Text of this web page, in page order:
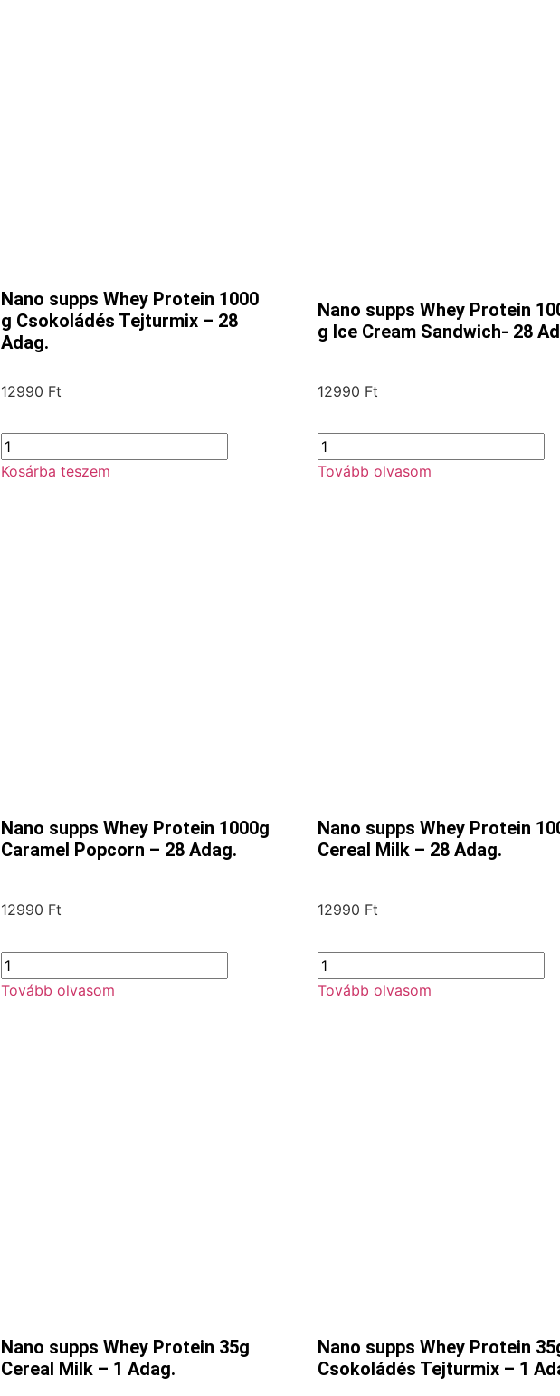
Nano supps Whey Protein 1000
g Csokoládés Tejturmix – 28
Adag.
12990 Ft
Kosárba teszem
Nano supps Whey Protein
g Ice Cream Sandwich- 28
12990 Ft
Tovább olvasom
Nano supps Whey Protein 1000g
Caramel Popcorn – 28 Adag.
12990 Ft
Tovább olvasom
Nano supps Whey Protein
Cereal Milk – 28 Adag.
12990 Ft
Tovább olvasom
Nano supps Whey Protein 35g
Cereal Milk – 1 Adag.
Nano supps Whey Protein
Csokoládés Tejturmix – 1